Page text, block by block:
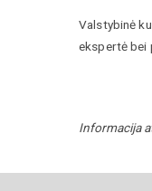
Valstybinė
ekspertė bei
Informacija